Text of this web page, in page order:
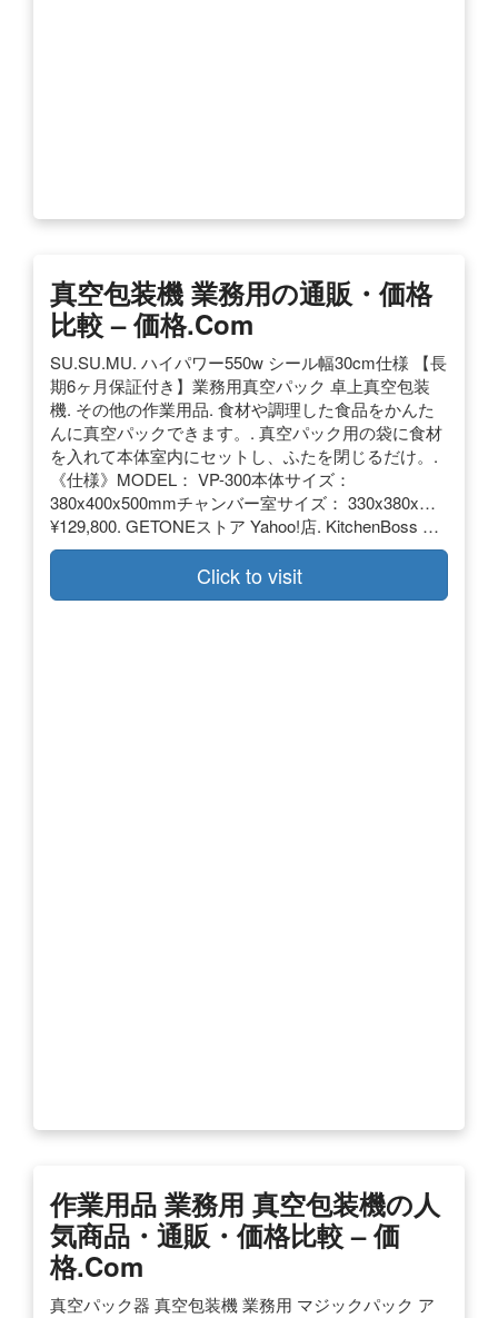
真空包装機 業務用の通販・価格
比較 – 価格.com
SU.SU.MU. ハイパワー550w シール幅30cm仕様 【長
期6ヶ月保証付き】業務用真空パック 卓上真空包装
機. その他の作業用品. 食材や調理した食品をかんた
んに真空パックできます。. 真空パック用の袋に食材
を入れて本体室内にセットし、ふたを閉じるだけ。.
《仕様》MODEL： VP-300本体サイズ：
380x400x500mmチャンバー室サイズ： 330x380x…
¥129,800. GETONEストア Yahoo!店. KitchenBoss …
Click to visit
作業用品 業務用 真空包装機の人
気商品・通販・価格比較 – 価
格.com
真空パック器 真空包装機 業務用 マジックパック ア